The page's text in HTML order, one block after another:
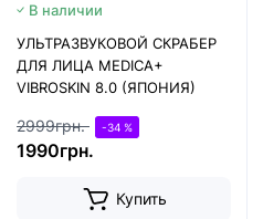
В наличии
УЛЬТРАЗВУКОВОЙ СКРАБЕР
ДЛЯ ЛИЦА MEDICA+
VIBROSKIN 8.0 (ЯПОНИЯ)
2999грн. -34 %
1990грн.
Купить